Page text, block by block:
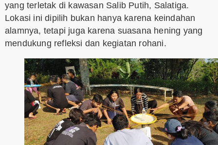
yang terletak di kawasan Salib Putih, Salatiga.
Lokasi ini dipilih bukan hanya karena keindahan
alamnya, tetapi juga karena suasana hening yang
mendukung refleksi dan kegiatan rohani.